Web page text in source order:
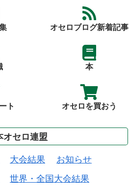
オセロブログ新着記事
本
ト オセロを買おう
オセロ連盟
大会結果
お知らせ
世界・全国大会結果